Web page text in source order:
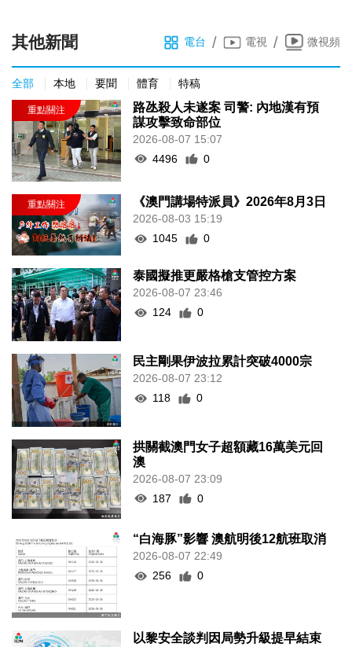
其他新聞 電台 / 電視 / 微視頻
全部 本地 要聞 體育 特稿
路氹殺人未遂案 司警: 內地漢有預
謀攻擊致命部位
2026-08-07 15:07
4496
0
《澳門講場特派員》2026年8月3日
2026-08-03 15:19
1045
0
泰國擬推更嚴格槍支管控方案
2026-08-07 23:46
124
0
民主剛果伊波拉累計突破4000宗
2026-08-07 23:12
118
0
拱關截澳門女子超額藏16萬美元回
澳
2026-08-07 23:09
187
0
“白海豚”影響 澳航明後12航班取消
2026-08-07 22:49
256
0
以黎安全談判因局勢升級提早結束